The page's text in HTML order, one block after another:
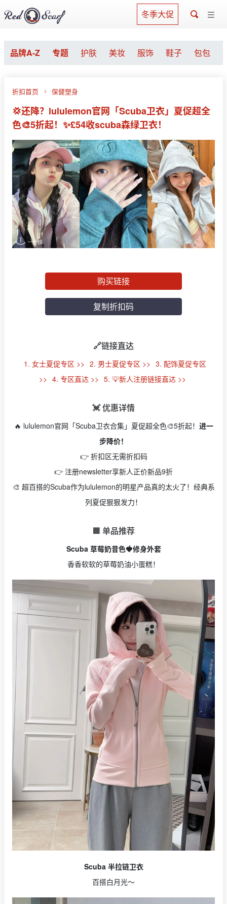
冬季大促
品牌A-Z 专题 护肤 美妆 服饰 鞋子 包包
折扣首页 保健塑身
💢还降？lululemon官网「Scuba卫衣」夏促超全
色🎨5折起！✨£54收scuba森绿卫衣！
购买链接
复制折扣码
🔗链接直达
1. 女士夏促专区 >> 2. 男士夏促专区 >> 3. 配饰夏促专区
>> 4. 专区直达 >> 5. 💡新人注册链接直达 >>
💓 优惠详情
🔥 lululemon官网「Scuba卫衣合集」夏促超全色🎨5折起！ 进一
步降价！
👉 折扣区无需折扣码
👉 注册newsletter享新人正价新品9折
🎨 超百搭的Scuba作为lululemon的明星产品真的太火了！经典系
列夏促狠狠发力！
🟩 单品推荐
Scuba 草莓奶昔色🍓修身外套
香香软软的草莓奶油小蛋糕！
Scuba 半拉链卫衣
百搭白月光～